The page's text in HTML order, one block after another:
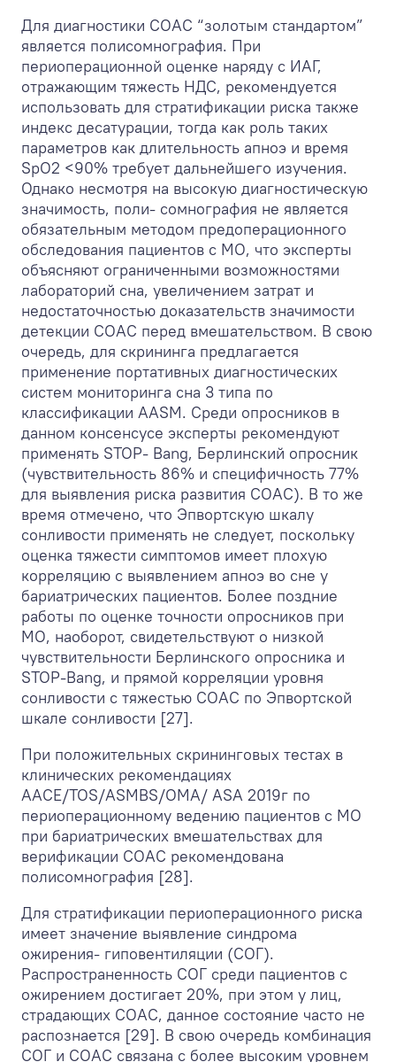
Для диагностики СОАС “золотым стандартом”
является полисомнография. При
периоперационной оценке наряду с ИАГ,
отражающим тяжесть НДС, рекомендуется
использовать для стратификации риска также
индекс десатурации, тогда как роль таких
параметров как длительность апноэ и время
SpO2 <90% требует дальнейшего изучения.
Однако несмотря на высокую диагностическую
значимость, поли- сомнография не является
обязательным методом предоперационного
обследования пациентов с МО, что эксперты
объясняют ограниченными возможностями
лабораторий сна, увеличением затрат и
недостаточностью доказательств значимости
детекции СОАС перед вмешательством. В свою
очередь, для скрининга предлагается
применение портативных диагностических
систем мониторинга сна 3 типа по
классификации AASM. Среди опросников в
данном консенсусе эксперты рекомендуют
применять STOP- Bang, Берлинский опросник
(чувствительность 86% и специфичность 77%
для выявления риска развития СОАС). В то же
время отмечено, что Эпвортскую шкалу
сонливости применять не следует, поскольку
оценка тяжести симптомов имеет плохую
корреляцию с выявлением апноэ во сне у
бариатрических пациентов. Более поздние
работы по оценке точности опросников при
МО, наоборот, свидетельствуют о низкой
чувствительности Берлинского опросника и
STOP-Bang, и прямой корреляции уровня
сонливости с тяжестью СОАС по Эпвортской
шкале сонливости [27].
При положительных скрининговых тестах в
клинических рекомендациях
AACE/TOS/ASMBS/OMA/ ASA 2019г по
периоперационному ведению пациентов с МО
при бариатрических вмешательствах для
верификации СОАС рекомендована
полисомнография [28].
Для стратификации периоперационного риска
имеет значение выявление синдрома
ожирения- гиповентиляции (СОГ).
Распространенность СОГ среди пациентов с
ожирением достигает 20%, при этом у лиц,
страдающих СОАС, данное состояние часто не
распознается [29]. В свою очередь комбинация
СОГ и СОАС связана с более высоким уровнем